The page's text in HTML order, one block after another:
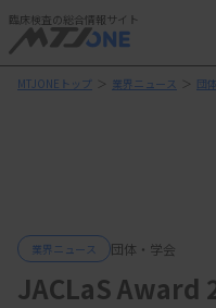
臨床検査の総合情報サイト
MTJONEトップ ＞ 業界ニュース ＞ 団
業界ニュース 団体・学会
JACLaS Award